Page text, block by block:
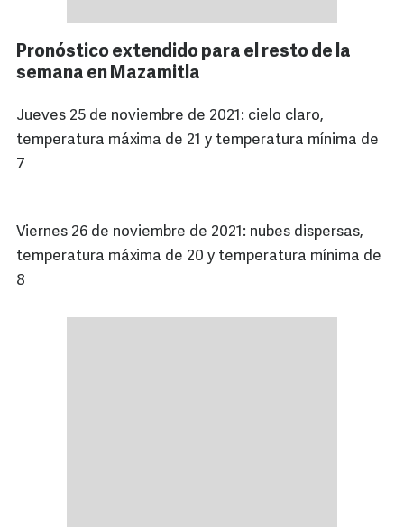
Pronóstico extendido para el resto de la
semana en Mazamitla
Jueves 25 de noviembre de 2021: cielo claro,
temperatura máxima de 21 y temperatura mínima de
7
Viernes 26 de noviembre de 2021: nubes dispersas,
temperatura máxima de 20 y temperatura mínima de
8